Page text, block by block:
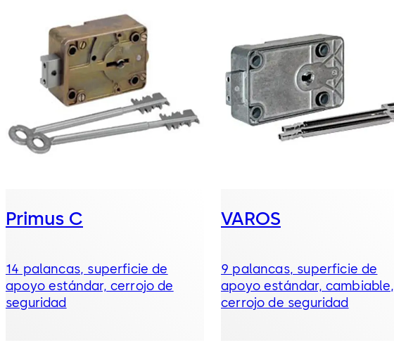
Primus C
14 palancas, superficie de
apoyo estándar, cerrojo de
seguridad
VAROS
9 palancas, superficie de
apoyo estándar, cambiable,
cerrojo de seguridad